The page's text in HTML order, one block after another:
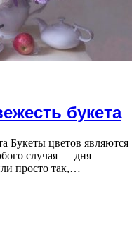
букета
Букеты цветов являются
случая — дня
просто так,…